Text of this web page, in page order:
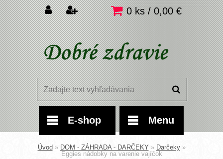
0 ks / 0,00 €
E-shop Menu
Úvod » DOM - ZÁHRADA - DARČEKY » Darčeky »
Eggies nádobky na varenie vajíčok